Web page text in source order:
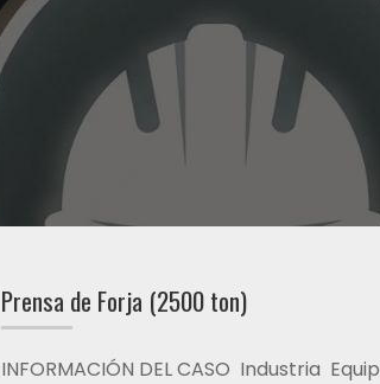
Prensa de Forja (2500 ton)
INFORMACIÓN DEL CASO Industria